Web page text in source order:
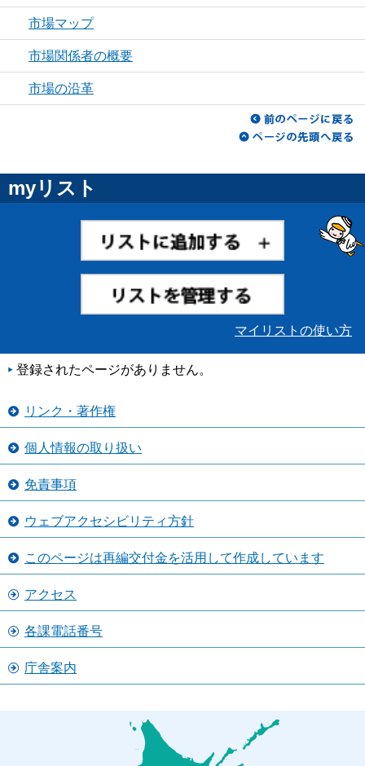
市場マップ
市場関係者の概要
市場の沿革
myリスト
マイリストの使い方
登録されたページがありません。
リンク・著作権
個人情報の取り扱い
免責事項
ウェブアクセシビリティ方針
このページは再編交付金を活用して作成しています
アクセス
各課電話番号
庁舎案内